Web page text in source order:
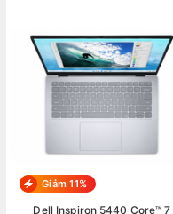
Giảm 11%
Dell Inspiron 5440 Core™ 7